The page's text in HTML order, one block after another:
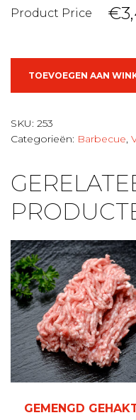
Product Price
TOEVOEGEN AAN
SKU: 253
Categorieën: Barbecue,
GEMENGD